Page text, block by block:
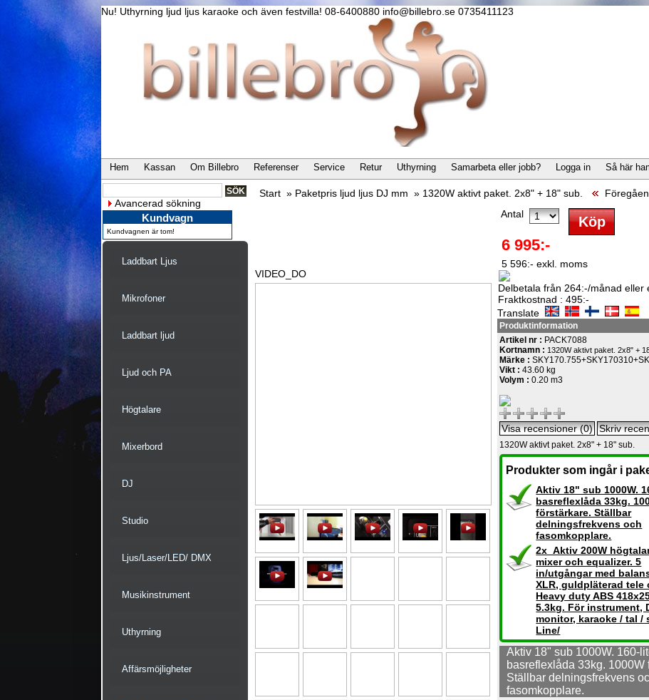
Nu! Uthyrning ljud ljus karaoke och även festvilla! 08-6400880 info@billebro.se 0735411123
Hem Kassan Om Billebro Referenser Service Retur Uthyrning Samarbeta eller jobb? Logga in Så här
Avancerad sökning
Kundvagn
Kundvagnen är tom!
Laddbart Ljus
Mikrofoner
Laddbart ljud
Ljud och PA
Högtalare
Mixerbord
DJ
Studio
Ljus/Laser/LED/ DMX
Musikinstrument
Uthyrning
Affärsmöjligheter
Start » Paketpris ljud ljus DJ mm » 1320W aktivt paket. 2x8" + 18" sub.
VIDEO_DO
Antal
6 995:-
5 596:- exkl. moms
Delbetala från 264:-/månad eller
Fraktkostnad : 495:-
Translate
Produktinformation
Artikel nr : PACK7088
Kortnamn :1320W aktivt paket. 2x8" +
Märke :
Vikt :43.60 kg
Volym :0.20 m3
1320W aktivt paket. 2x8" + 18" sub.
Produkter som ingår i
Aktiv 18" sub 1000W.
basreflexlåda 33kg.
förstärkare. Ställbar
delningsfrekvens och
fasomkopplare.
2x Aktiv 200W
mixer och equalizer. 5
in/utgångar med
XLR, guldpläterad tele
Heavy duty ABS
5.3kg. För instrument,
monitor, karaoke / tal /
Line/
Aktiv 18" sub 1000W. 160-
basreflexlåda 33kg. 1000W
Ställbar delningsfrekvens
fasomkopplare.